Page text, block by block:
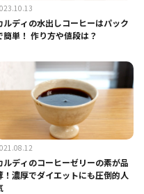
ルディの水出しコーヒーはパック
簡単！ 作り方や値段は？
ルディのコーヒーゼリーの素が品
！濃厚でダイエットにも圧倒的人